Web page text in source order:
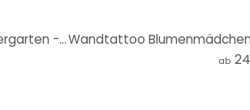
Poster Porträt Frau - Blumenmädchen im Sommergarten - Hülya
ab